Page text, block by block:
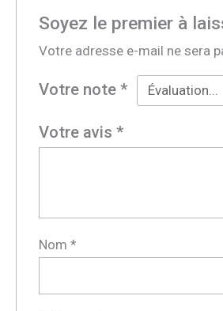
Soyez le premier à
Votre adresse e-mail ne sera
Votre note*
Votre avis*
Nom*